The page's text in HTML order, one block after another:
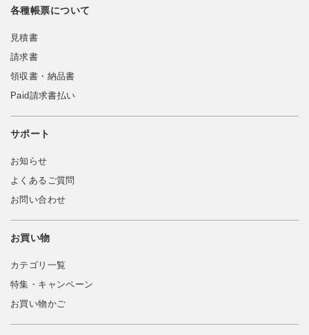
各種帳票について
見積書
請求書
領収書・納品書
Paid請求書払い
サポート
お知らせ
よくあるご質問
お問い合わせ
お買い物
カテゴリ一覧
特集・キャンペーン
お買い物かご